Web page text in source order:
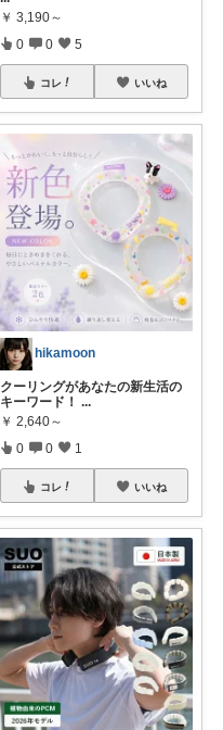
￥ 3,190～
0 0 5
コレ いいね
hikamoon
クーリングがあなたの新生活の
キーワード！ ...
￥ 2,640～
0 0 1
コレ いいね